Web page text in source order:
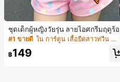
ชุดเด็กผู้หญิงวัยรุ่น ลายไอศกรีมฤดูร้
แบบมินิมอลน่ารัก ลายจุดสีสันสดใส
ตล์ครีมหวาน สไตล์วันหยุด ชุด 2 ชิ้น แ
ขนสั้นและกางเกงขาสั้น เหมาะสำหรั
#1 ขายดี ใน การ์ตูน เสื้อยืดสาวทวีน Co-ord
฿149